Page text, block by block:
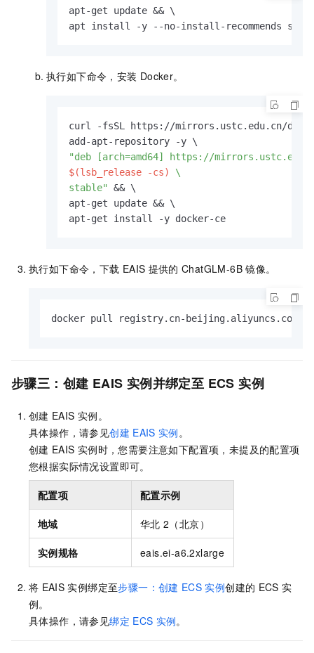
apt-get update && \
apt install -y --no-install-recommends
执行如下命令，安装 Docker。
curl -fsSL https://mirrors.ustc.edu.cn/
$(lsb_release -cs)
\
stable"
&& \
apt-get update && \
apt-get install -y docker-ce
执行如下命令，下载 EAIS 提供的 ChatGLM-6B 镜像。
docker pull registry.cn-beijing.aliyuncs.com/
步骤三：创建 EAIS 实例并绑定至 ECS 实例
创建 EAIS 实例。
具体操作，请参见创建 EAIS 实例 。
创建 EAIS 实例时，您需要注意如下配置项，未提及的配置项
您根据实际情况设置即可。
配置项 配置示例
地域 华北 2（北京）
实例规格 eais.ei-a6.2xlarge
将 EAIS 实例绑定至步骤一：创建 ECS 实例创建的 ECS 实
例。
具体操作，请参见绑定 ECS 实例。